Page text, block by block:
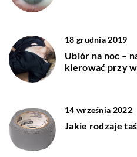
18 grudnia 2019
Ubiór na noc –
kierować przy
14 września 2022
Jakie rodzaje